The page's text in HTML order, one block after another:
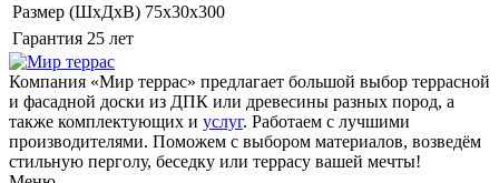
Размер (ШхДхВ) 75х30х300
Гарантия 25 лет
Компания «Мир террас» предлагает большой выбор террасной
и фасадной доски из ДПК или древесины разных пород, а
также комплектующих и услуг. Работаем с лучшими
производителями. Поможем с выбором материалов, возведём
стильную перголу, беседку или террасу вашей мечты!